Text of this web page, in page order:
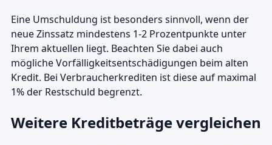
Eine Umschuldung ist besonders sinnvoll, wenn der
neue Zinssatz mindestens 1-2 Prozentpunkte unter
Ihrem aktuellen liegt. Beachten Sie dabei auch
mögliche Vorfälligkeitsentschädigungen beim alten
Kredit. Bei Verbraucherkrediten ist diese auf maximal
1% der Restschuld begrenzt.
Weitere Kreditbeträge vergleichen